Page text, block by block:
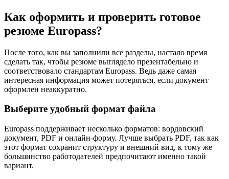
Как оформить и проверить готовое
резюме Europass?
После того, как вы заполнили все разделы, настало время
сделать так, чтобы резюме выглядело презентабельно и
соответствовало стандартам Europass. Ведь даже самая
интересная информация может потеряться, если документ
оформлен неаккуратно.
Выберите удобный формат файла
Europass поддерживает несколько форматов: вордовский
документ, PDF и онлайн-форму. Лучше выбрать PDF, так как
этот формат сохранит структуру и внешний вид, к тому же
большинство работодателей предпочитают именно такой
вариант.